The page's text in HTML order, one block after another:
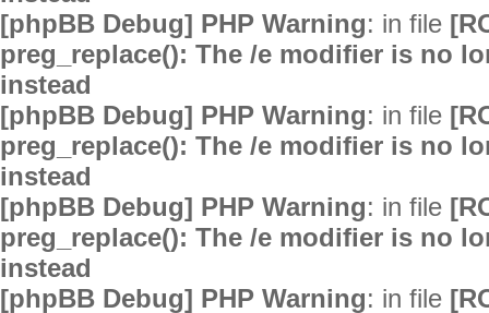
[phpBB Debug] PHP Warning: in file
preg_replace(): The /e modifier is no
instead
[phpBB Debug] PHP Warning: in file
preg_replace(): The /e modifier is no
instead
[phpBB Debug] PHP Warning: in file
preg_replace(): The /e modifier is no
instead
[phpBB Debug] PHP Warning: in file